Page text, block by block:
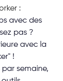
:
avec des
pas ?
avec la
!
par semaine,